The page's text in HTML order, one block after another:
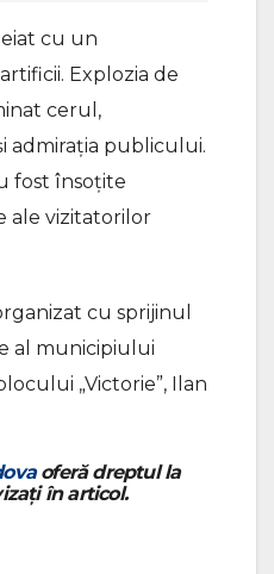
cu un
Explozia de
cerul,
admirația publicului.
fost însoțite
ale vizitatorilor
cu sprijinul
al municipiului
„Victorie”, Ilan
oferă dreptul la
în articol.